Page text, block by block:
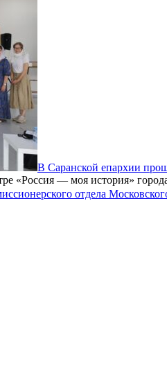
В Саранской епархии
«Россия — моя история»
отдела